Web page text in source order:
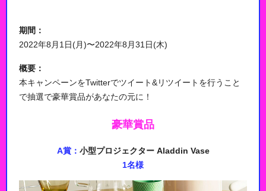
期間：
2022年8月1日(月)〜2022年8月31日(木)
概要：
本キャンペーンをTwitterでツイート&リツイートを行うこと
で抽選で豪華賞品があなたの元に！
豪華賞品
A賞： 小型プロジェクター Aladdin Vase
1名様